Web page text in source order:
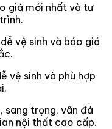
giá mới nhất và tư
vệ sinh và báo giá
vệ sinh và phù hợp
sang trọng, vân đá
nội thất cao cấp.